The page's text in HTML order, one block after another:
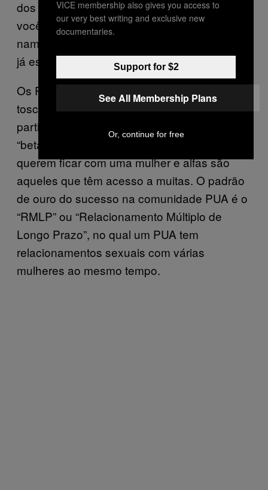
dos rivais e afastá-los das garotas nas quais
você está interessado e “destruidores de
namorados” visam transar com garotas que
já estão num relacionamento.
Os PUAs justificam tudo isso apelando
toscamente para a psicologia evolutiva,
particularmente a ideia de machos “alfa” e
“beta”. Machos beta são homens que
querem ficar com uma mulher e alfas são
aqueles que têm acesso a muitas. O padrão
de ouro do sucesso na comunidade PUA é o
“RMLP” ou “Relacionamento Múltiplo de
Longo Prazo”, no qual um PUA tem
relacionamentos sexuais com várias
mulheres ao mesmo tempo.
VICE membership also gives you access to
our very best writing and exclusive new
documentaries.
Support for $2
See All Membership Plans
Or, continue for free